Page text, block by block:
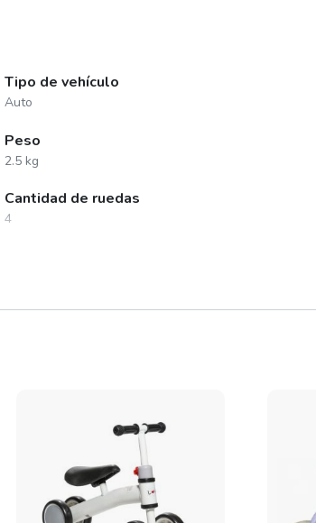
Tipo de vehículo
Auto
Peso
2.5 kg
Cantidad de ruedas
4
Con luces
Con baulera